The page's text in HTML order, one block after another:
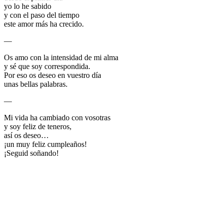
yo lo he sabido
y con el paso del tiempo
este amor más ha crecido.
—
Os amo con la intensidad de mi alma
y sé que soy correspondida.
Por eso os deseo en vuestro día
unas bellas palabras.
—
Mi vida ha cambiado con vosotras
y soy feliz de teneros,
así os deseo…
¡un muy feliz cumpleaños!
¡Seguid soñando!